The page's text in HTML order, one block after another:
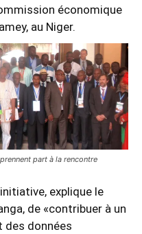
économique
au Niger.
part à la rencontre
explique le
de «contribuer à un
des données